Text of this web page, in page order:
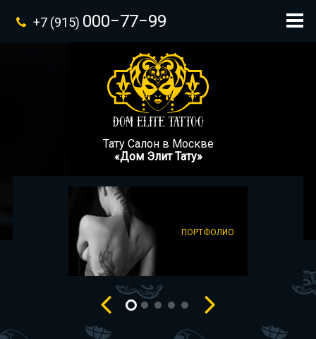
+7 (915) 000−77−99
Тату Салон в Москве
«Дом Элит Тату»
ПОРТФОЛИО